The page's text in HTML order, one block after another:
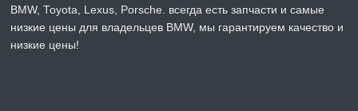
BMW, Toyota, Lexus, Porsche. всегда есть запчасти и самые
низкие цены для владельцев BMW, мы гарантируем качество и
низкие цены!